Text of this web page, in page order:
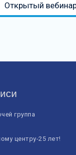
запись
Открытый
группа
центру-25 лет!